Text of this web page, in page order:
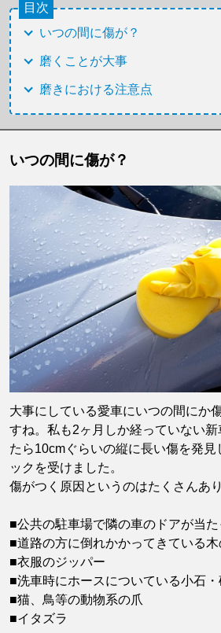
目次
いつの間に傷が？
磨くことが大事
磨きにおける注意点
いつの間に傷が？
大事にしている愛車にいつの間にか
すね。私も2ヶ月しか経っていない
たら10cmぐらいの縦に長い傷を発見
ックを受けました。
傷がつく原因というのはたくさんあり
■公共の駐車場で隣の車のドアが当た
■道路の方に倒れかかってきている木
■衣服のジッパー
■洗車時にホースについている小石
■猫、鳥等の動物系の爪
■イタズラ